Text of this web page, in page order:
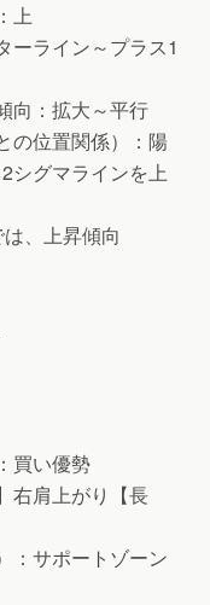
上
ーライン～プラス1
向：拡大～平行
の位置関係）：陽
シグマラインを上
、上昇傾向
買い優勢
右肩上がり【長
：サポートゾーン